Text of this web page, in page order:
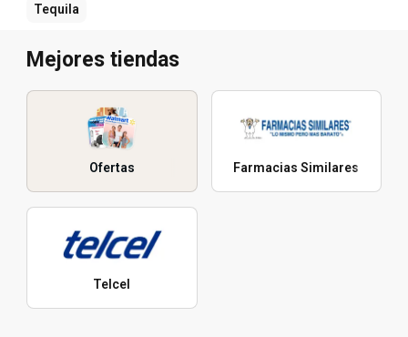
Tequila
Mejores tiendas
Ofertas Farmacias Similares
Telcel